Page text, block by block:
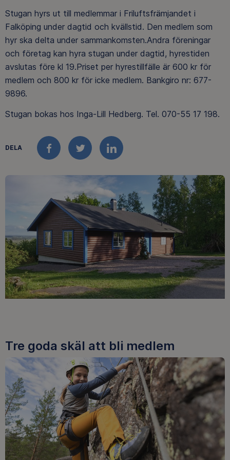
Stugan hyrs ut till medlemmar i Friluftsfrämjandet i
Falköping under dagtid och kvällstid. Den medlem som
hyr ska delta under sammankomsten.Andra föreningar
och företag kan hyra stugan under dagtid, hyrestiden
avslutas före kl 19.Priset per hyrestillfälle är 600 kr för
medlem och 800 kr för icke medlem. Bankgiro nr: 677-
9896.
Stugan bokas hos Inga-Lill Hedberg. Tel. 070-55 17 198.
DELA
FACEBOOKTWITTERLINKEDIN
Tre goda skäl att bli medlem